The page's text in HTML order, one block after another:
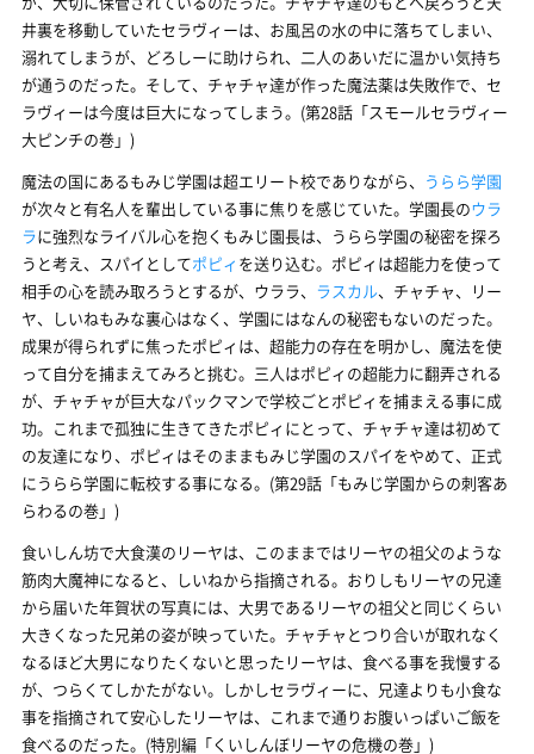
井裏を移動していたセラヴィーは、お風呂の水の中に落ちてしまい、
溺れてしまうが、どろしーに助けられ、二人のあいだに温かい気持ち
が通うのだった。そして、チャチャ達が作った魔法薬は失敗作で、セ
ラヴィーは今度は巨大になってしまう。(第28話「スモールセラヴィー
大ピンチの巻」)
魔法の国にあるもみじ学園は超エリート校でありながら、 うらら学園
が次々と有名人を輩出している事に焦りを感じていた。学園長のウラ
ラに強烈なライバル心を抱くもみじ園長は、うらら学園の秘密を探ろ
うと考え、スパイとしてポピィ を送り込む。ポピィは超能力を使って
相手の心を読み取ろうとするが、ウララ、 ラスカル、チャチャ、リー
ヤ、しいねもみな裏心はなく、学園にはなんの秘密もないのだった。
成果が得られずに焦ったポピィは、超能力の存在を明かし、魔法を使
って自分を捕まえてみろと挑む。三人はポピィの超能力に翻弄される
が、チャチャが巨大なパックマンで学校ごとポピィを捕まえる事に成
功。これまで孤独に生きてきたポピィにとって、チャチャ達は初めて
の友達になり、ポピィはそのままもみじ学園のスパイをやめて、正式
にうらら学園に転校する事になる。(第29話「もみじ学園からの刺客あ
らわるの巻」)
食いしん坊で大食漢のリーヤは、このままではリーヤの祖父のような
筋肉大魔神になると、しいねから指摘される。おりしもリーヤの兄達
から届いた年賀状の写真には、大男であるリーヤの祖父と同じくらい
大きくなった兄弟の姿が映っていた。チャチャとつり合いが取れなく
なるほど大男になりたくないと思ったリーヤは、食べる事を我慢する
が、つらくてしかたがない。しかしセラヴィーに、兄達よりも小食な
事を指摘されて安心したリーヤは、これまで通りお腹いっぱいご飯を
食べるのだった。(特別編「くいしんぼリーヤの危機の巻」)